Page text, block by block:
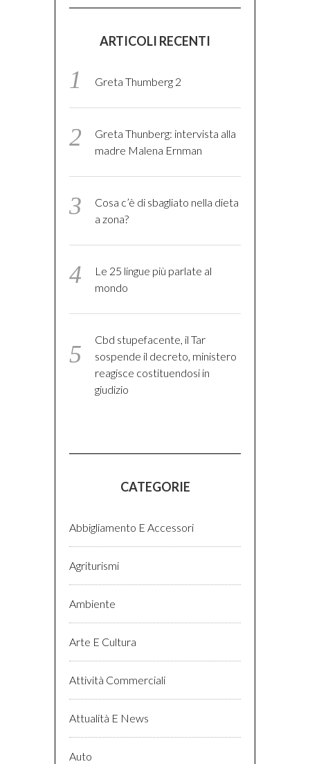
ARTICOLI RECENTI
Greta Thumberg 2
Greta Thunberg: intervista alla
madre Malena Ernman
Cosa c’è di sbagliato nella dieta
a zona?
Le 25 lingue più parlate al
mondo
Cbd stupefacente, il Tar
sospende il decreto, ministero
reagisce costituendosi in
giudizio
CATEGORIE
Abbigliamento E Accessori
Agriturismi
Ambiente
Arte E Cultura
Attività Commerciali
Attualità E News
Auto